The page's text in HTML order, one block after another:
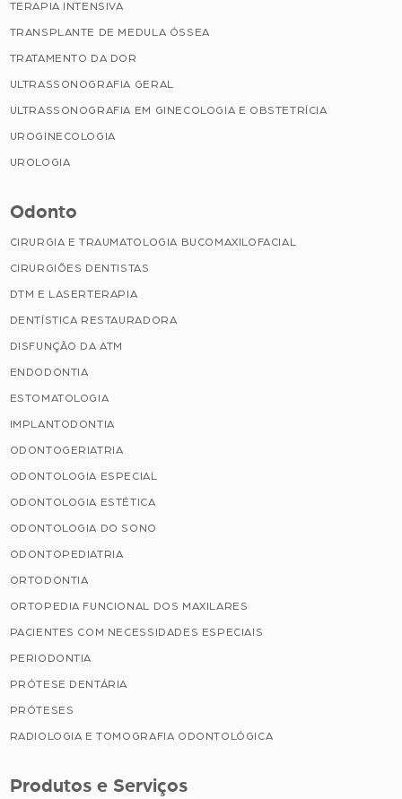
TERAPIA INTENSIVA
TRANSPLANTE DE MEDULA ÓSSEA
TRATAMENTO DA DOR
ULTRASSONOGRAFIA GERAL
ULTRASSONOGRAFIA EM GINECOLOGIA E OBSTETRÍCIA
UROGINECOLOGIA
UROLOGIA
Odonto
CIRURGIA E TRAUMATOLOGIA BUCOMAXILOFACIAL
CIRURGIÕES DENTISTAS
DTM E LASERTERAPIA
DENTÍSTICA RESTAURADORA
DISFUNÇÃO DA ATM
ENDODONTIA
ESTOMATOLOGIA
IMPLANTODONTIA
ODONTOGERIATRIA
ODONTOLOGIA ESPECIAL
ODONTOLOGIA ESTÉTICA
ODONTOLOGIA DO SONO
ODONTOPEDIATRIA
ORTODONTIA
ORTOPEDIA FUNCIONAL DOS MAXILARES
PACIENTES COM NECESSIDADES ESPECIAIS
PERIODONTIA
PRÓTESE DENTÁRIA
PRÓTESES
RADIOLOGIA E TOMOGRAFIA ODONTOLÓGICA
Produtos e Serviços